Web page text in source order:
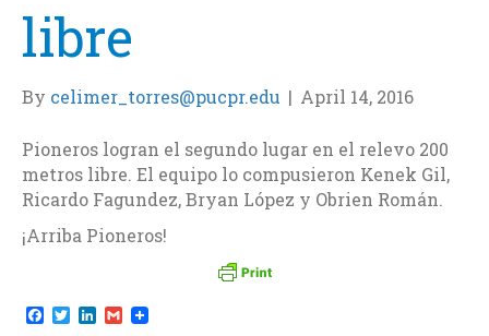
libre
By celimer_torres@pucpr.edu | April 14, 2016
Pioneros logran el segundo lugar en el relevo 200
metros libre. El equipo lo compusieron Kenek Gil,
Ricardo Fagundez, Bryan López y Obrien Román.
¡Arriba Pioneros!
F T L G